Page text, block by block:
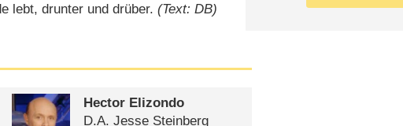
lebt, drunter und drüber.(Text: DB)
Hector Elizondo
D.A. Jesse Steinberg